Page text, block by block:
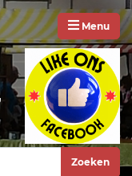
Menu
Zoeken